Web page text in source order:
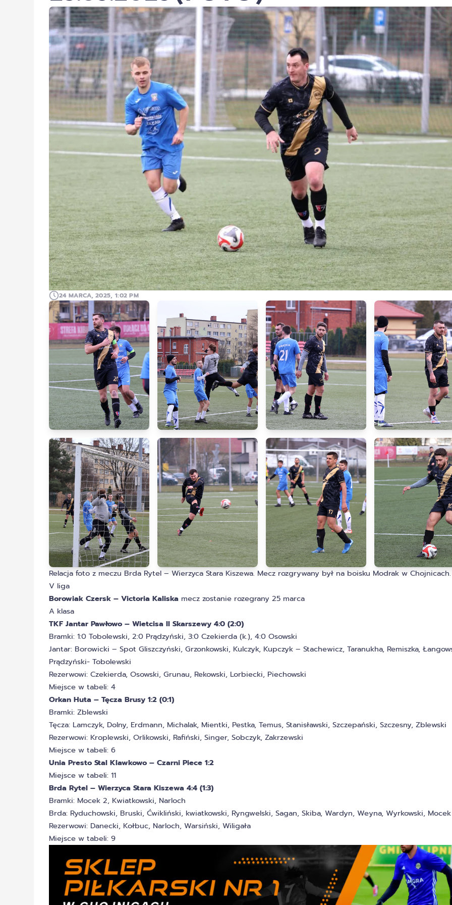
24 MARCA, 2025, 1:02 PM
Relacja foto z meczu Brda Rytel – Wierzyca Stara Kiszewa. Mecz rozgrywany był na boisku Modrak w Chojnicach.
V liga
Borowiak Czersk – Victoria Kaliska mecz zostanie rozegrany 25 marca
A klasa
TKF Jantar Pawłowo – Wietcisa II Skarszewy 4:0 (2:0)
Bramki: 1:0 Tobolewski, 2:0 Prądzyński, 3:0 Czekierda (k.), 4:0 Osowski
Jantar: Borowicki – Spot Gliszczyński, Grzonkowski, Kulczyk, Kupczyk – Stachewicz, Taranukha, Remiszka,
Prądzyński- Tobolewski
Rezerwowi: Czekierda, Osowski, Grunau, Rekowski, Lorbiecki, Piechowski
Miejsce w tabeli: 4
Orkan Huta – Tęcza Brusy 1:2 (0:1)
Bramki: Zblewski
Tęcza: Lamczyk, Dolny, Erdmann, Michalak, Mientki, Pestka, Temus, Stanisławski, Szczepański, Szczesny, Zblewski
Rezerwowi: Kroplewski, Orlikowski, Rafiński, Singer, Sobczyk, Zakrzewski
Miejsce w tabeli: 6
Unia Presto Stal Klawkowo – Czarni Piece 1:2
Miejsce w tabeli: 11
Brda Rytel – Wierzyca Stara Kiszewa 4:4 (1:3)
Bramki: Mocek 2, Kwiatkowski, Narloch
Brda: Ryduchowski, Bruski, Ćwikliński, kwiatkowski, Ryngwelski, Sagan, Skiba, Wardyn, Weyna, Wyrkowski, Mocek
Rezerwowi: Danecki, Kołbuc, Narloch, Warsiński, Wiligała
Miejsce w tabeli: 9